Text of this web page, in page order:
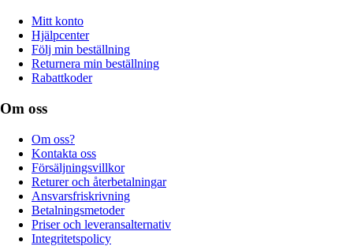
Mitt konto
Hjälpcenter
Följ min beställning
Returnera min beställning
Rabattkoder
Om oss
Om oss?
Kontakta oss
Försäljningsvillkor
Returer och återbetalningar
Ansvarsfriskrivning
Betalningsmetoder
Priser och leveransalternativ
Integritetspolicy